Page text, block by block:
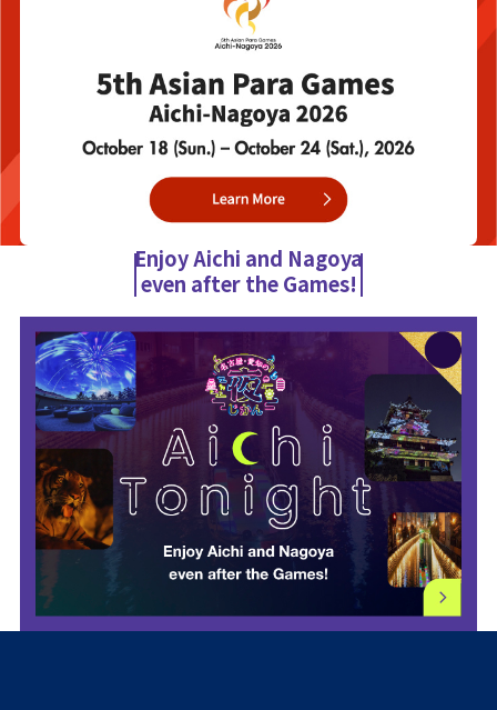
Enjoy Aichi and Nagoya
even after the Games!